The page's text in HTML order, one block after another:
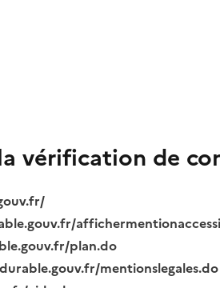
vérification de
plan.do
mentionslegales.do